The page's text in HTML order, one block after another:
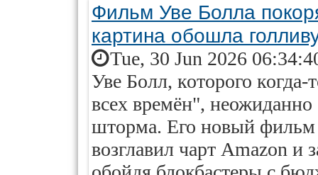
Фильм Уве Болла
картина обошла
Tue, 30 Jun 2026
Уве Болл, которого
всех времён", неожиданно
шторма. Его новый фильм
возглавил чарт Amazon и